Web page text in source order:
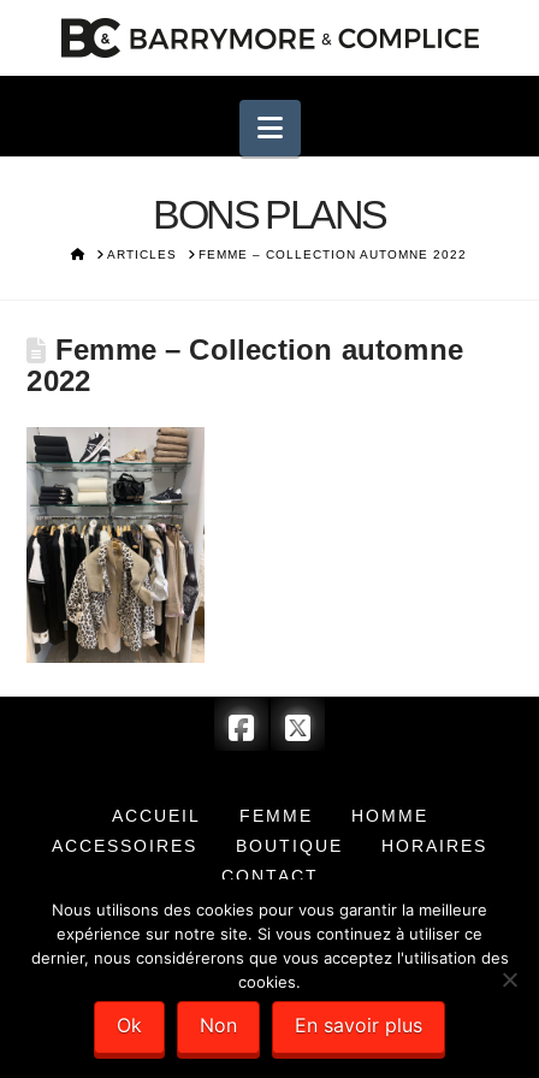
Navigation
BONS PLANS
HOMEARTICLES FEMME – COLLECTION AUTOMNE 2022
Femme – Collection automne
2022
ACCUEIL FEMME
HOMME
ACCESSOIRES
BOUTIQUE
HORAIRES
CONTACT
© 2017 BARRYMORE & COMPLICE - SARL au capital de 7 622,00 € -
SIRET : 351 779 384 00012 -Mentions légales- Création de sites
internet :Déclic Communication
Nous utilisons des cookies pour vous garantir la meilleure
expérience sur notre site. Si vous continuez à utiliser ce
dernier, nous considérerons que vous acceptez l'utilisation des
cookies.
Ok Non En savoir plus